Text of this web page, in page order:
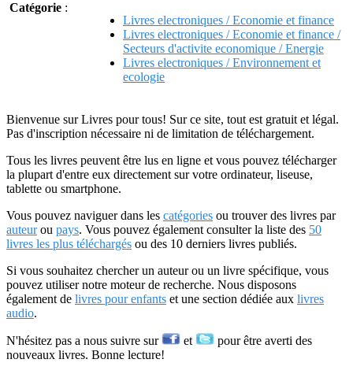
Catégorie :
Livres electroniques / Economie et finance
Livres electroniques / Economie et finance /
Secteurs d'activite economique / Energie
Livres electroniques / Environnement et
ecologie
Bienvenue sur Livres pour tous! Sur ce site, tout est gratuit et légal.
Pas d'inscription nécessaire ni de limitation de téléchargement.
Tous les livres peuvent être lus en ligne et vous pouvez télécharger
la plupart d'entre eux directement sur votre ordinateur, liseuse,
tablette ou smartphone.
Vous pouvez naviguer dans les catégories ou trouver des livres par
auteurou pays. Vous pouvez également consulter la liste des 50
livres les plus téléchargés ou des 10 derniers livres publiés.
Si vous souhaitez chercher un auteur ou un livre spécifique, vous
pouvez utiliser notre moteur de recherche. Nous disposons
également de livres pour enfants et une section dédiée aux livres
audio.
N'hésitez pas a nous suivre sur et
pour être averti des
nouveaux livres. Bonne lecture!